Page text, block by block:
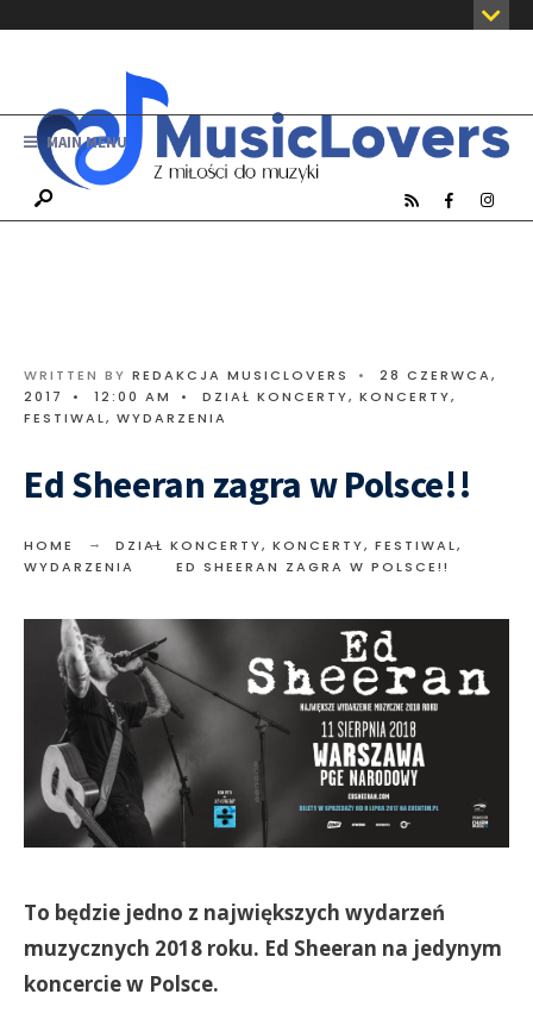
MAIN MENU
WRITTEN BY REDAKCJA MUSICLOVERS •
28 CZERWCA,
2017
• 12:00 AM • DZIAŁ KONCERTY, KONCERTY,
FESTIWAL, WYDARZENIA
Ed Sheeran zagra w Polsce!!
HOME DZIAŁ KONCERTY, KONCERTY, FESTIWAL,
WYDARZENIA
ED SHEERAN ZAGRA W POLSCE!!
To będzie jedno z największych wydarzeń
muzycznych 2018 roku. Ed Sheeran na jedynym
koncercie w Polsce.